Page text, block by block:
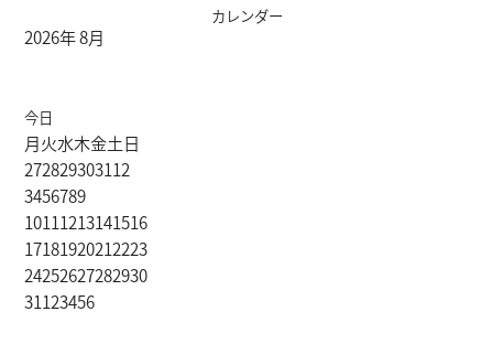
カレンダー
2026年 8月
今日
月火水木金土日
272829303112
3456789
10111213141516
17181920212223
24252627282930
31123456